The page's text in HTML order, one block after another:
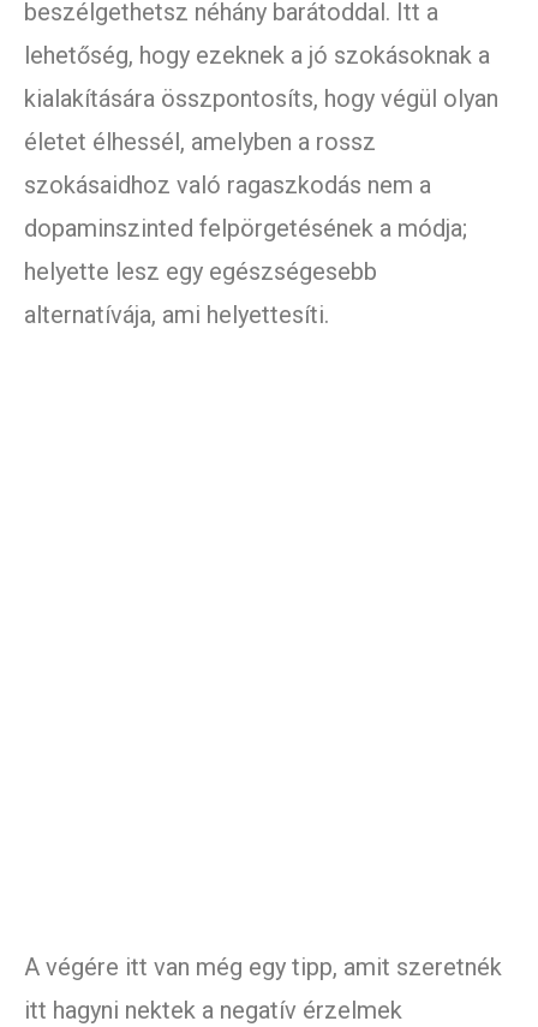
beszélgethetsz néhány barátoddal. Itt a
lehetőség, hogy ezeknek a jó szokásoknak a
kialakítására összpontosíts, hogy végül olyan
életet élhessél, amelyben a rossz
szokásaidhoz való ragaszkodás nem a
dopaminszinted felpörgetésének a módja;
helyette lesz egy egészségesebb
alternatívája, ami helyettesíti.
A végére itt van még egy tipp, amit szeretnék
itt hagyni nektek a negatív érzelmek